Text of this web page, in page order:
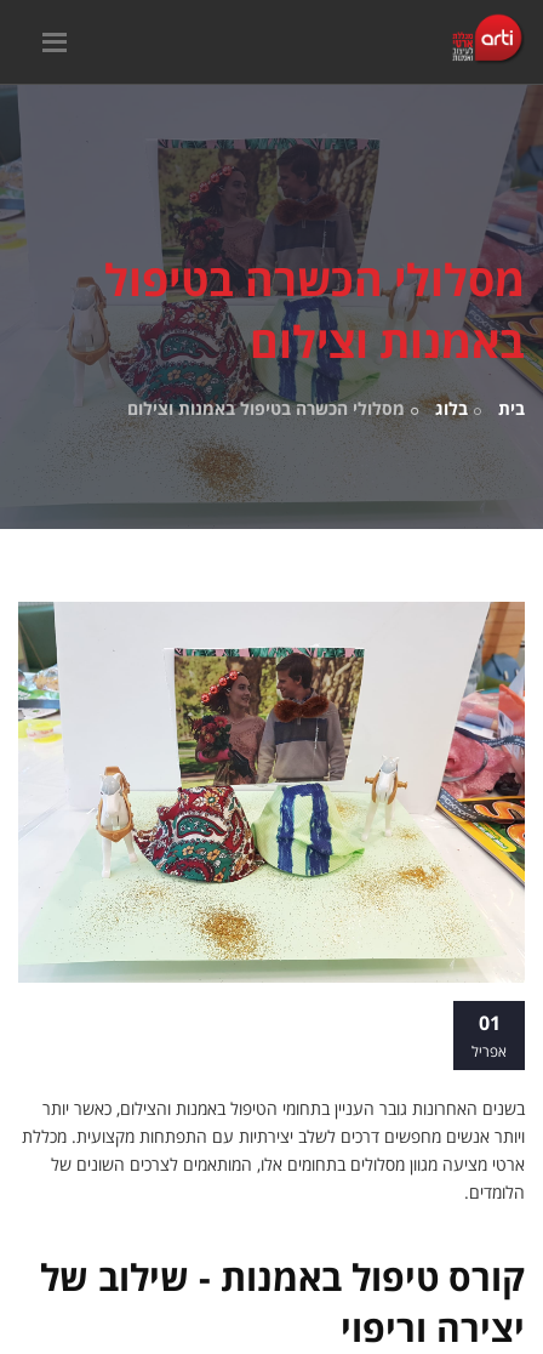
מסלולי הכשרה בטיפול
באמנות וצילום
בית בלוג מסלולי הכשרה בטיפול באמנות וצילום
01
אפריל
בשנים האחרונות גובר העניין בתחומי הטיפול באמנות והצילום, כאשר יותר
ויותר אנשים מחפשים דרכים לשלב יצירתיות עם התפתחות מקצועית. מכללת
ארטי מציעה מגוון מסלולים בתחומים אלו, המותאמים לצרכים השונים של
הלומדים.
קורס טיפול באמנות - שילוב של
יצירה וריפוי